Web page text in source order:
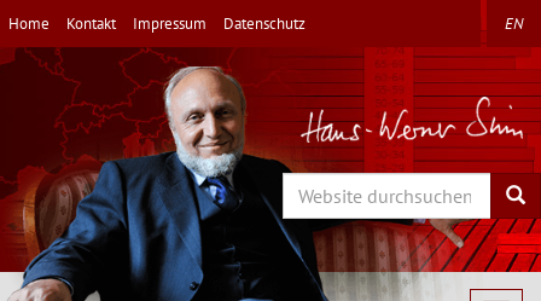
Direkt
zum
Inhalt
Home Kontakt Impressum Datenschutz EN
Search